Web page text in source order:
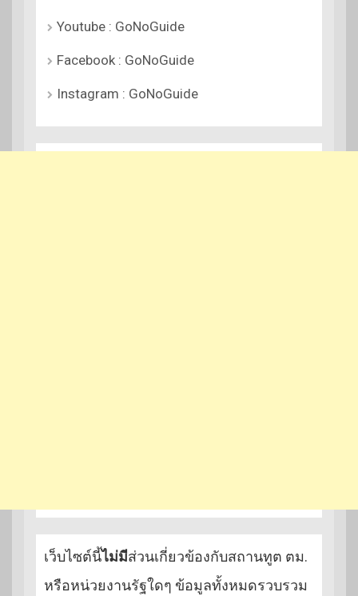
Youtube : GoNoGuide
Facebook : GoNoGuide
Instagram : GoNoGuide
เว็บไซต์นี้ไม่มีส่วนเกี่ยวข้องกับสถานทูต ตม.
หรือหน่วยงานรัฐใดๆ ข้อมูลทั้งหมดรวบรวม